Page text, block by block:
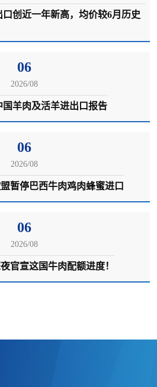
创近一年新高，均价较6月历史
06
2026/08
国羊肉及活羊进出口报告
06
2026/08
暂停巴西牛肉鸡肉蜂蜜进口
06
2026/08
官宣这国牛肉配额进度！